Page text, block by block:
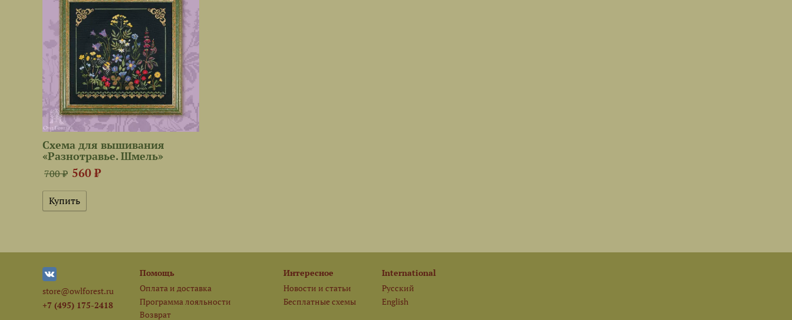
Схема для вышивания
«Разнотравье. Шмель»
700 ₽ 560 ₽
store@owlforest.ru
+7 (495) 175-2418
Помощь
Оплата и доставка
Программа лояльности
Возврат
Интересное
Новости и статьи
Бесплатные схемы
International
Русский
English